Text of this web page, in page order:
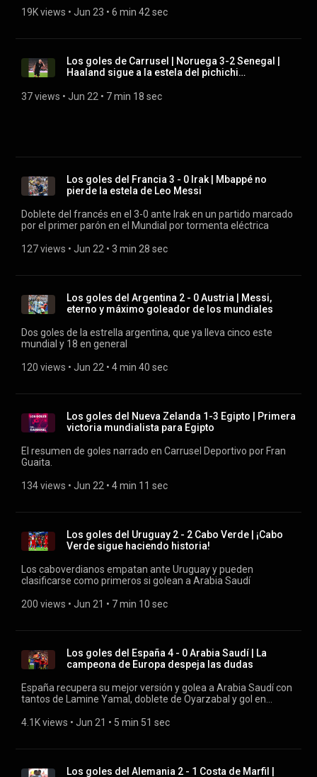
19K views • Jun 23 • 6 min 42 sec
Los goles de Carrusel | Noruega 3-2 Senegal |
Haaland sigue a la estela del pichichi
37 views • Jun 22 • 7 min 18 sec
Los goles del Francia 3 - 0 Irak | Mbappé no
pierde la estela de Leo Messi
Doblete del francés en el 3-0 ante Irak en un partido marcado
por el primer parón en el Mundial por tormenta eléctrica
127 views • Jun 22 • 3 min 28 sec
Los goles del Argentina 2 - 0 Austria | Messi,
eterno y máximo goleador de los mundiales
Dos goles de la estrella argentina, que ya lleva cinco este
mundial y 18 en general
120 views • Jun 22 • 4 min 40 sec
Los goles del Nueva Zelanda 1-3 Egipto | Primera
victoria mundialista para Egipto
El resumen de goles narrado en Carrusel Deportivo por Fran
Guaita.
134 views • Jun 22 • 4 min 11 sec
Los goles del Uruguay 2 - 2 Cabo Verde | ¡Cabo
Verde sigue haciendo historia!
Los caboverdianos empatan ante Uruguay y pueden
clasificarse como primeros si golean a Arabia Saudí
200 views • Jun 21 • 7 min 10 sec
Los goles del España 4 - 0 Arabia Saudí | La
campeona de Europa despeja las dudas
España recupera su mejor versión y golea a Arabia Saudí con
tantos de Lamine Yamal, doblete de Oyarzabal y gol en
4.1K views • Jun 21 • 5 min 51 sec
Los goles del Alemania 2 - 1 Costa de Marfil |